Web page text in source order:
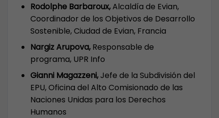
Rodolphe Barbaroux,Alcaldía de Evian,
Coordinador de los Objetivos de Desarrollo
Sostenible, Ciudad de Evian, Francia
Nargiz Arupova,Responsable de
programa, UPR Info
Gianni Magazzeni,Jefe de la Subdivisión del
EPU, Oficina del Alto Comisionado de las
Naciones Unidas para los Derechos
Humanos